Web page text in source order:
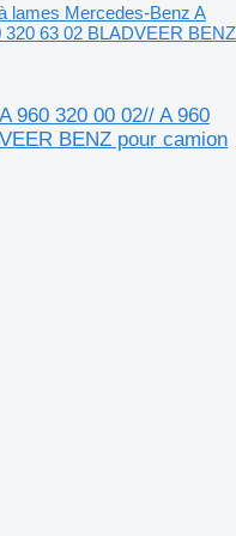
lames Mercedes-Benz A
320 63 02 BLADVEER BENZ
960 320 00 02// A 960
BENZ pour camion